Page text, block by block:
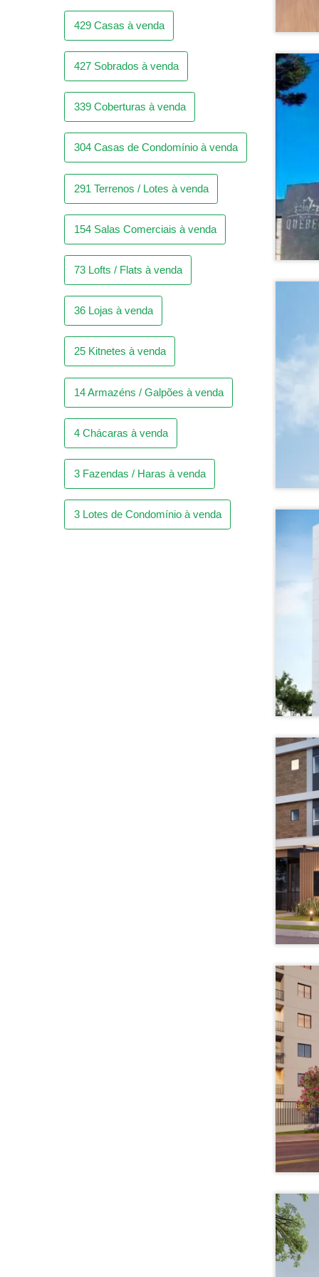
304Casas de Condomínio à venda
291Terrenos / Lotes à venda
154Salas Comerciais à venda
73Lofts / Flats à venda
25Kitnetes à venda
14Armazéns / Galpões à venda
3Fazendas / Haras à venda
3Lotes de Condomínio à venda